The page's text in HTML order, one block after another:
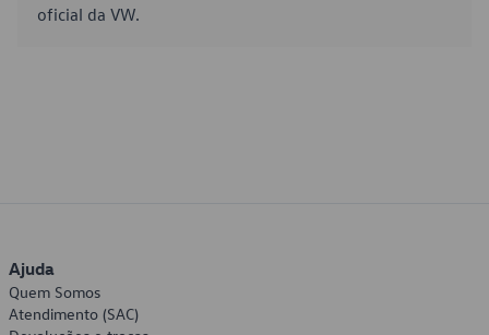
oficial da VW.
Ajuda
Quem Somos
Atendimento (SAC)